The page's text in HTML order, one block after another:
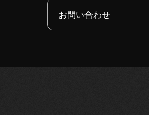
お問い合わせ